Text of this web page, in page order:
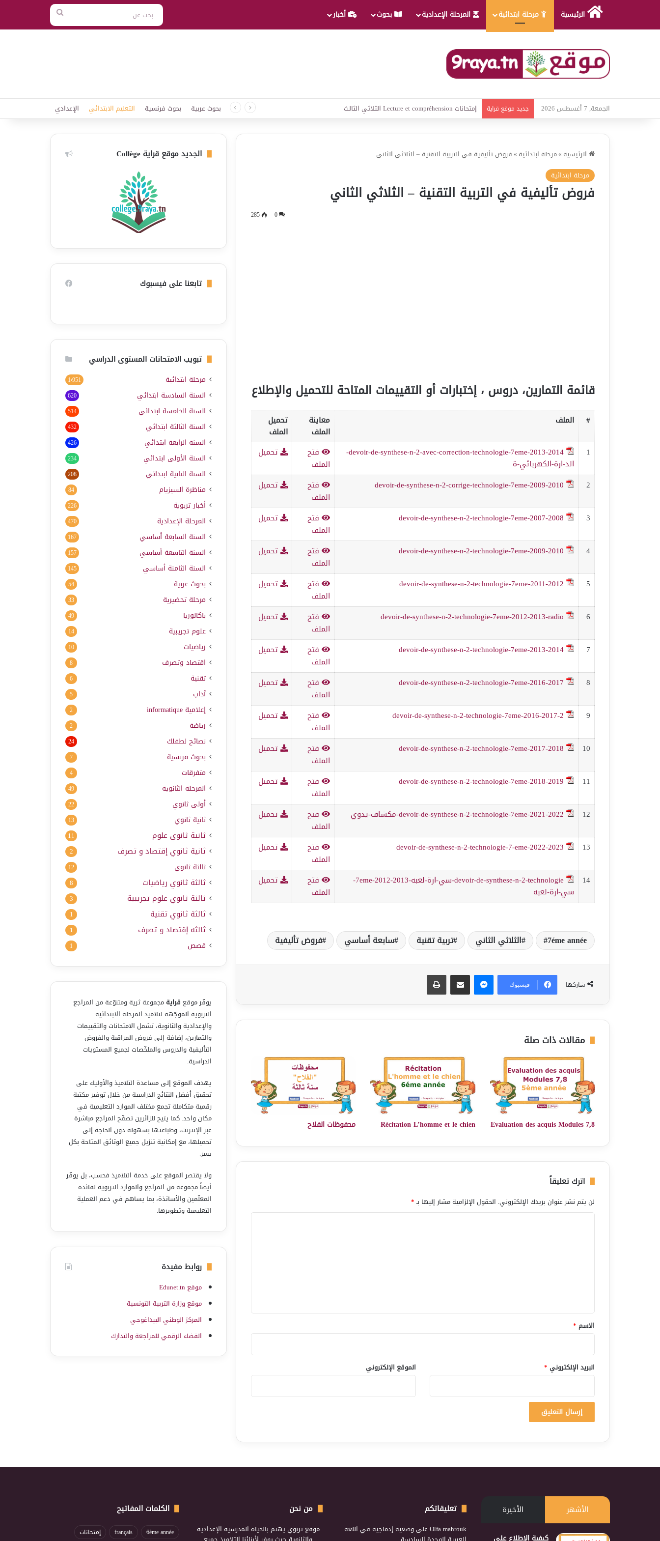
الرئيسية مرحلة ابتدائية المرحلة الإعدادية بحوث أخبار
بحث
عن
الجمعة, 7 أغسطس 2026 جديد موقع قراية امتحانات قواعد لغة الثلاثي الثالث بحوث عربية بحوث فرنسية التعليم الابتدائي الإعدادي
الرئيسية »مرحلة ابتدائية »فروض تأليفية في التربية التقنية – الثلاثي الثاني
مرحلة ابتدائية
فروض تأليفية في التربية التقنية – الثلاثي الثاني
0
285
قائمة التمارين، دروس ، إختبارات أو التقييمات المتاحة للتحميل والإطلاع
# الملف
معاينة
الملف
تحميل
الملف
1
devoir-de-synthese-n-2-avec-correction-technologie-7eme-2013-2014-
الد-ارة-الكهربائي-ة
فتح
الملف
تحميل
2
devoir-de-synthese-n-2-corrige-technologie-7eme-2009-2010
فتح
الملف
تحميل
3
devoir-de-synthese-n-2-technologie-7eme-2007-2008
فتح
الملف
تحميل
4
devoir-de-synthese-n-2-technologie-7eme-2009-2010
فتح
الملف
تحميل
5
devoir-de-synthese-n-2-technologie-7eme-2011-2012
فتح
الملف
تحميل
6
devoir-de-synthese-n-2-technologie-7eme-2012-2013-radio
فتح
الملف
تحميل
7
devoir-de-synthese-n-2-technologie-7eme-2013-2014
فتح
الملف
تحميل
8
devoir-de-synthese-n-2-technologie-7eme-2016-2017
فتح
الملف
تحميل
9
devoir-de-synthese-n-2-technologie-7eme-2016-2017-2
فتح
الملف
تحميل
10
devoir-de-synthese-n-2-technologie-7eme-2017-2018
فتح
الملف
تحميل
11
devoir-de-synthese-n-2-technologie-7eme-2018-2019
فتح
الملف
تحميل
12 devoir-de-synthese-n-2-technologie-7eme-2021-2022-مكشاف-يدوي
فتح
الملف
تحميل
13
devoir-de-synthese-n-2-technologie-7-eme-2022-2023
فتح
الملف
تحميل
14
devoir-de-synthese-n-2-technologie-سي-ارة-لعبه-7eme-2012-2013-
سي-ارة-لعبه
فتح
الملف
تحميل
7éme année الثلاثي الثاني تربية تقنية سابعة أساسي فروض تأليفية
شاركها فيسبوك
مقالات ذات صلة
Evaluation des acquis Modules 7,8
Récitation L’homme et le chien محفوظات الفلاح
اترك تعليقاً
لن يتم نشر عنوان بريدك الإلكتروني. الحقول الإلزامية مشار إليها بـ*
*
الاسم *
البريد الإلكتروني * الموقع الإلكتروني
الجديد موقع قراية Collège
تابعنا على فيسبوك
تبويب الامتحانات المستوى الدراسي
مرحلة ابتدائية 1٬951
السنة السادسة ابتدائي 620
السنة الخامسة ابتدائي 514
السنة الثالثة ابتدائي 432
السنة الرابعة ابتدائي 426
السنة الأولى ابتدائي 234
السنة الثانية ابتدائي 208
مناظرة السيزيام 84
أخبار تربوية 226
المرحلة الإعدادية 470
السنة السابعة أساسي 167
السنة التاسعة أساسي 157
السنة الثامنة أساسي 145
بحوث عربية 54
مرحلة تحضيرية 33
باكالوريا 49
علوم تجريبية 14
رياضيات 10
اقتصاد وتصرف 8
تقنية 6
آداب 5
إعلامية informatique
2
رياضة 2
نصائح لطفلك 24
بحوث فرنسية 7
متفرقات 4
المرحلة الثانوية 49
أولى ثانوي 22
ثانية ثانوي 13
ثانية ثانوي علوم 11
ثانية ثانوي إقتصاد و تصرف 2
ثالثة ثانوي 12
ثالثة ثانوي رياضيات 8
ثالثة ثانوي علوم تجريبية 3
ثالثة ثانوي تقنية 1
ثالثة إقتصاد و تصرف 1
قصص 1
يوفّر موقع قرايةمجموعة ثرية ومتنوّعة من المراجع
التربوية الموجّهة لتلاميذ المرحلة الابتدائية
والإعدادية والثانوية، تشمل الامتحانات والتقييمات
والتمارين، إضافة إلى فروض المراقبة والفروض
التأليفية والدروس والملخّصات لجميع المستويات
الدراسية.
يهدف الموقع إلى مساعدة التلاميذ والأولياء على
تحقيق أفضل النتائج الدراسية من خلال توفير مكتبة
رقمية متكاملة تجمع مختلف الموارد التعليمية في
مكان واحد. كما يتيح للزائرين تصفّح المراجع مباشرة
عبر الإنترنت، وطباعتها بسهولة دون الحاجة إلى
تحميلها، مع إمكانية تنزيل جميع الوثائق المتاحة بكل
يسر.
ولا يقتصر الموقع على خدمة التلاميذ فحسب، بل يوفّر
أيضاً مجموعة من المراجع والموارد التربوية لفائدة
المعلّمين والأساتذة، بما يساهم في دعم العملية
التعليمية وتطويرها.
روابط مفيدة
موقع Edunet.tn
موقع وزارة التربية التونسية
المركز الوطني البيداغوجي
الفضاء الرقمي للمراجعة والتدارك
الأشهر الأخيرة
كيفية الإطلاع على
تعليقاتكم
Olfa mahroukعلىوضعية إدماجية في اللغة
من نحن
موقع تربوي يهتم بالحياة المدرسية الإعدادية
الكلمات المفاتيح
6ème année
français إمتحانات